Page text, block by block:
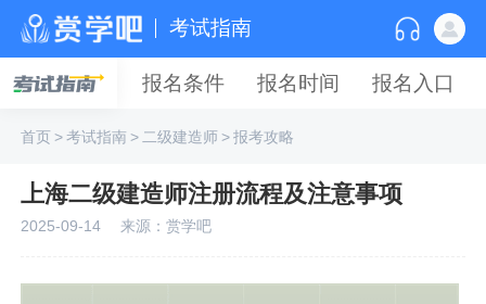
考试指南
报名条件 报名时间 报名入口
首页>考试指南> 二级建造师>报考攻略
上海二级建造师注册流程及注意事项
2025-09-14 来源：赏学吧